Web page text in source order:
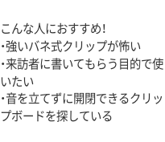
こんな人におすすめ！
・強いバネ式クリップが怖い
・来訪者に書いてもらう目的で使
いたい
・音を立てずに開閉できるクリッ
プボードを探している